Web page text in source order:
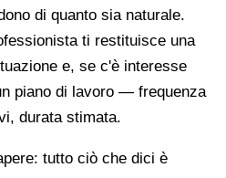
di quanto sia naturale.
ti restituisce una
e, se c'è interesse
piano di lavoro — frequenza
durata stimata.
tutto ciò che dici è